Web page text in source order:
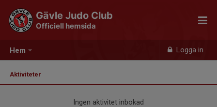
Hem Logga in
Gävle Judo Club
Officiell hemsida
Aktiviteter
Ingen aktivitet inbokad